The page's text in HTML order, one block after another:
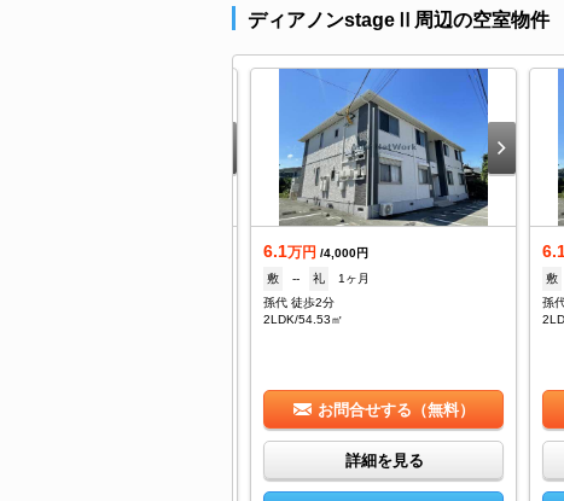
ディアノンstageⅡ周辺の空室物件
6.1万円 /4,000円
敷
-- 礼
1ヶ月
孫代 徒歩2分
2LDK/54.53㎡
お問合せする（無料）
詳細を見る
敷
孫